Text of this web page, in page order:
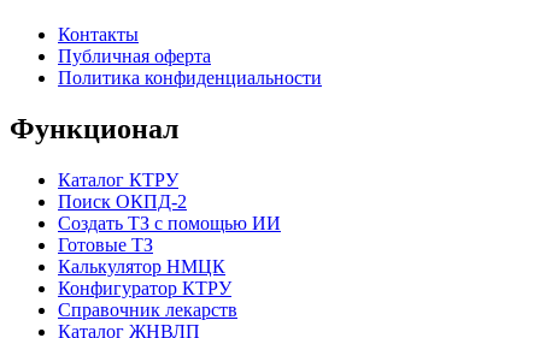
Контакты
Публичная оферта
Политика конфиденциальности
Функционал
Каталог КТРУ
Поиск ОКПД-2
Создать ТЗ с помощью ИИ
Готовые ТЗ
Калькулятор НМЦК
Конфигуратор КТРУ
Справочник лекарств
Каталог ЖНВЛП